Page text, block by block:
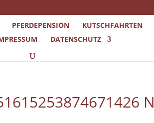
PFERDEPENSION KUTSCHFAHRTEN
DATENSCHUTZ
N